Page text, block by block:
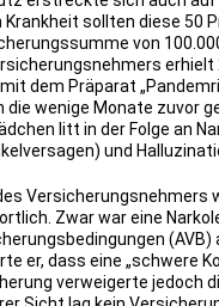
Krankheit sollten diese 50
von
erhielt
dem Präparat
die wenige Monate zuvor
litt in der Folge an
und
Versicherungsnehmers
Zwar war eine
er, dass eine „schwere
verweigerte jedoch